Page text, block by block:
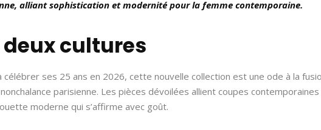
alliant sophistication et modernité pour la femme contemporaine.
cultures
ses 25 ans en 2026, cette nouvelle collection est une ode à la
parisienne. Les pièces dévoilées allient coupes
moderne qui s’affirme avec goût.